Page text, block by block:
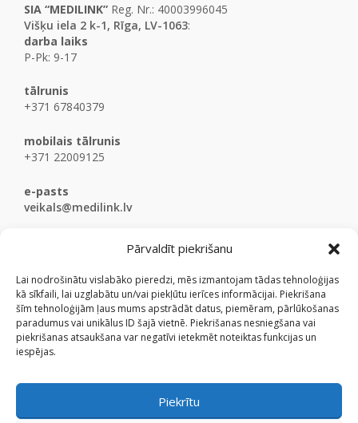
Pārvaldīt piekrišanu
Lai nodrošinātu vislabāko pieredzi, mēs izmantojam tādas tehnoloģijas
kā sīkfaili, lai uzglabātu un/vai piekļūtu ierīces informācijai. Piekrišana
šīm tehnoloģijām ļaus mums apstrādāt datus, piemēram, pārlūkošanas
paradumus vai unikālus ID šajā vietnē. Piekrišanas nesniegšana vai
piekrišanas atsaukšana var negatīvi ietekmēt noteiktas funkcijas un
iespējas.
Piekrītu
SIA “MEDILINK” Reg. Nr.: 40003996045
Višķu iela 2 k-1, Rīga, LV-1063:
darba laiks
P-Pk: 9-17
tālrunis
+371 67840379
mobilais tālrunis
+371 22009125
e-pasts
veikals@medilink.lv